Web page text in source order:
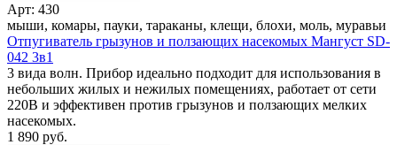
Арт: 430
мыши, комары, пауки, тараканы, клещи, блохи, моль, муравьи
Отпугиватель грызунов и ползающих насекомых Мангуст SD-
042 3в1
3 вида волн. Прибор идеально подходит для использования в
небольших жилых и нежилых помещениях, работает от сети
220В и эффективен против грызунов и ползающих мелких
насекомых.
1 890 руб.